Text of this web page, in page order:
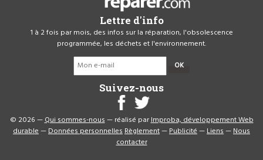
Lettre d'info
1 à 2 fois par mois, des infos sur la réparation, l'obsolescence
programmée, les déchets et l'environnement.
OK
Suivez-nous
© 2026 —Qui sommes-nous— réalisé parImproba, développement Web
durable—Données personnellesRèglement—Publicité—Liens—Nous
contacter